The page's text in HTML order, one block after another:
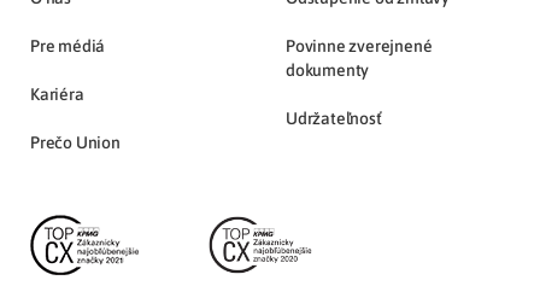
Pre médiá
Kariéra
Prečo Union
Povinne zverejnené
dokumenty
Udržateľnosť